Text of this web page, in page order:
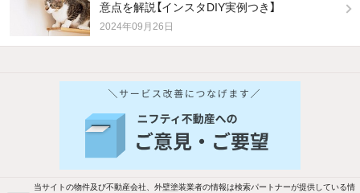
意点を解説【インスタDIY実例つき】
2024年09月26日
他の人はこんな条件で絞り込んでいます！
バス・トイレ別 2階以上
駐車場あり ペット相談
当サイトの物件及び不動産会社、外壁塗装業者の情報は検索パートナーが提供している情